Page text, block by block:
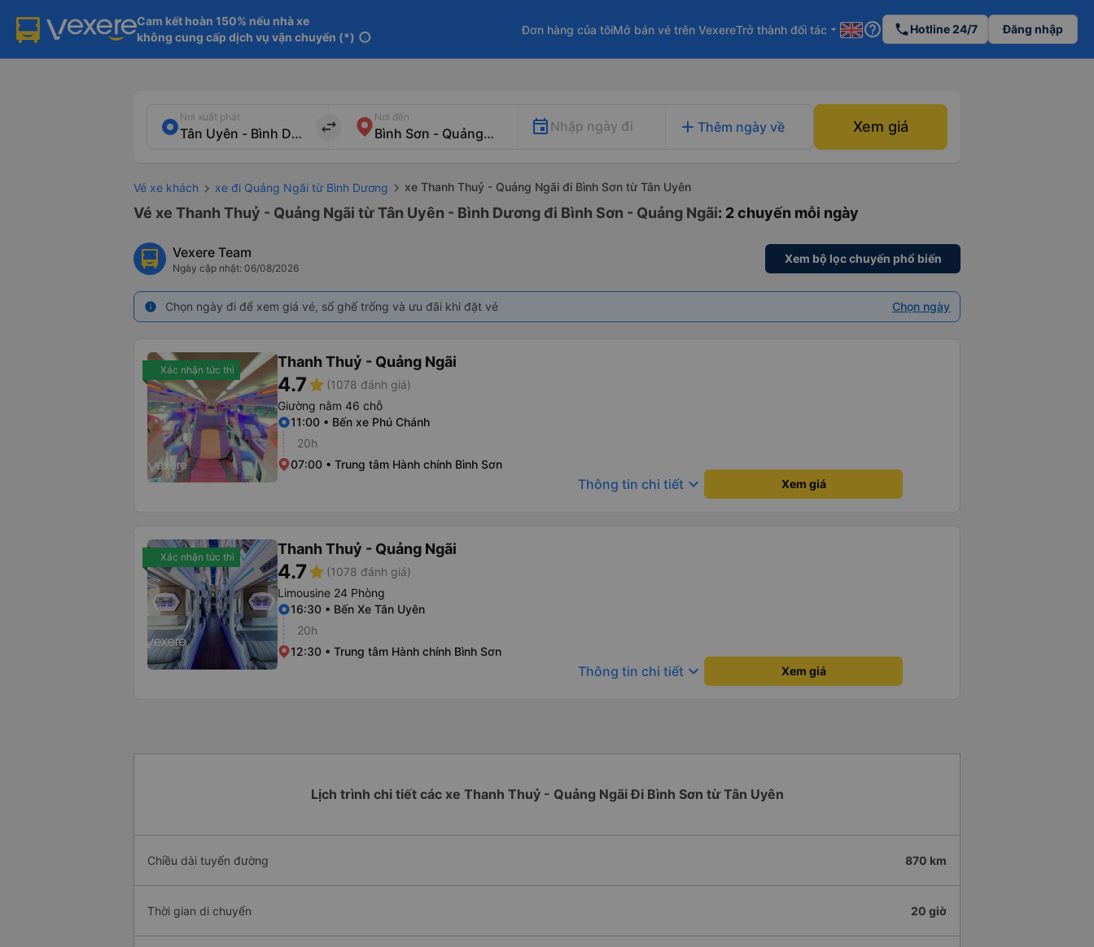
Cam kết hoàn 150% nếu nhà xe
không cung cấp dịch vụ vận chuyển (*) info
Đơn hàng của tôiMở bán vé trên VexereTrở thành đối tác arrow_drop_down help_outline phoneHotline 24/7 Đăng nhập
Nơi xuất phát
import_export
Nơi đến
Nhập ngày đi add Thêm ngày về Xem giá
Vé xe khách xe đi Quảng Ngãi từ Bình Dương xe Thanh Thuỷ - Quảng Ngãi đi Bình Sơn từ Tân Uyên
Vé xe Thanh Thuỷ - Quảng Ngãi từ Tân Uyên - Bình Dương đi Bình Sơn - Quảng Ngãi: 2 chuyến mỗi ngày
Vexere Team
Ngày cập nhật: 06/08/2026
Xem bộ lọc chuyến phổ biến
info Chọn ngày đi để xem giá vé, số ghế trống và ưu đãi khi đặt vé Chọn ngày
Xác nhận tức thì Thanh Thuỷ - Quảng Ngãi
4.7star (1078 đánh giá)
Giường nằm 46 chỗ
11:00 • Bến xe Phú Chánh
20h
07:00 • Trung tâm Hành chính Bình Sơn
Thông tin chi tiết keyboard_arrow_down Xem giá
Xác nhận tức thì Thanh Thuỷ - Quảng Ngãi
4.7star (1078 đánh giá)
Limousine 24 Phòng
16:30 • Bến Xe Tân Uyên
20h
12:30 • Trung tâm Hành chính Bình Sơn
Thông tin chi tiết keyboard_arrow_down Xem giá
Lịch trình chi tiết các xe Thanh Thuỷ - Quảng Ngãi Đi Bình Sơn từ Tân Uyên
Chiều dài tuyến đường 870 km
Thời gian di chuyển 20 giờ